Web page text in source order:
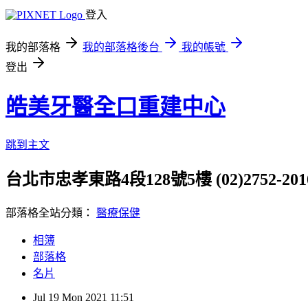
登入
我的部落格 我的部落格後台
我的帳號
登出
皓美牙醫全口重建中心
跳到主文
台北市忠孝東路4段128號5樓 (02)2752-
部落格全站分類： 醫療保健
相簿
部落格
名片
Jul 19 Mon 2021 11:51